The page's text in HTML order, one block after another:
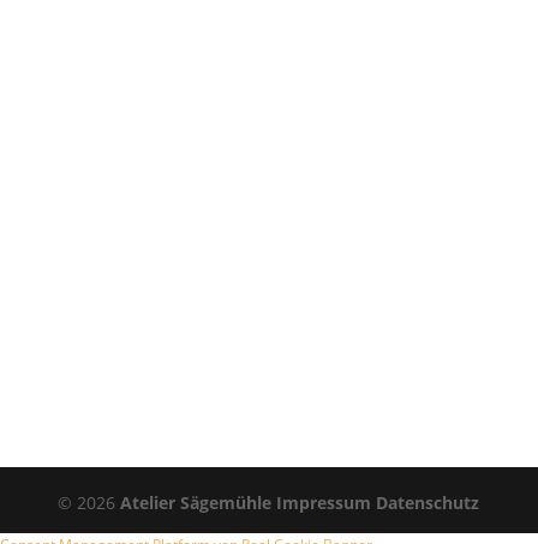
© 2026 Atelier Sägemühle Impressum Datenschutz